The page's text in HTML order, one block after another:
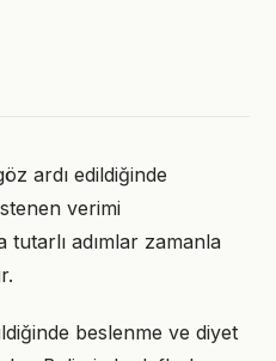
ardı edildiğinde
verimi
adımlar zamanla
beslenme ve diyet